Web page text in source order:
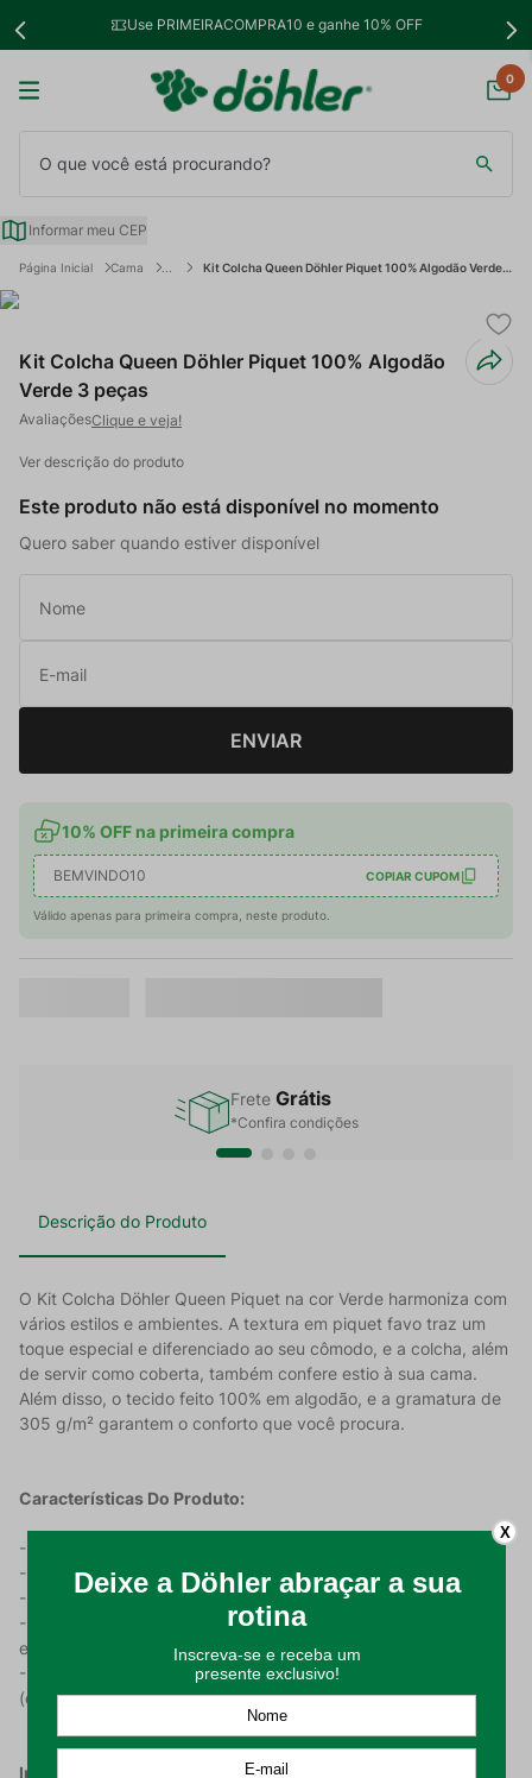
Use PRIMEIRACOMPRA10 e ganhe 10% OFF
0
Informar meu CEP
Cama Kit Colcha Queen Döhler Piquet 100% Algodão Verde 3 peças
Kit Colcha Queen Döhler Piquet 100% Algodão
Verde 3 peças
Clique e veja!
Ver descrição do produto
Este produto não está disponível no momento
Quero saber quando estiver disponível
ENVIAR
10% OFF na primeira compra
BEMVINDO10 COPIAR CUPOM
Válido apenas para primeira compra, neste produto.
Frete Grátis
*Confira condições
Descrição do Produto
O Kit Colcha Döhler Queen Piquet na cor Verde harmoniza com
vários estilos e ambientes. A textura em piquet favo traz um
toque especial e diferenciado ao seu cômodo, e a colcha, além
de servir como coberta, também confere estio à sua cama.
Além disso, o tecido feito 100% em algodão, e a gramatura de
305 g/m² garantem o conforto que você procura.
Características Do Produto:
- Tecido feito em 100% algodão;
- Gramatura de 305 g/m²;
- Tecido em piquet favo;
- Pré-encolhido, para que você não se preocupe com o
encolhimento durante a vida útil do produto;
- O Kit Colcha conta com 1 (uma) colcha com 240x250cm, 2
(dois) porta travesseiros com 70x50cm.
Instrução De Uso:
X